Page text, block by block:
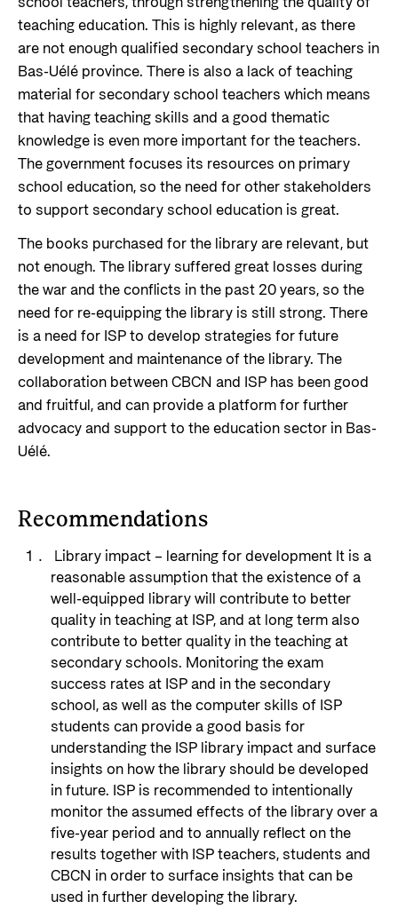
teaching education. This is highly relevant, as there
are not enough qualified secondary school teachers in
Bas-Uélé province. There is also a lack of teaching
material for secondary school teachers which means
that having teaching skills and a good thematic
knowledge is even more important for the teachers.
The government focuses its resources on primary
school education, so the need for other stakeholders
to support secondary school education is great.
The books purchased for the library are relevant, but
not enough. The library suffered great losses during
the war and the conflicts in the past 20 years, so the
need for re-equipping the library is still strong. There
is a need for ISP to develop strategies for future
development and maintenance of the library. The
collaboration between CBCN and ISP has been good
and fruitful, and can provide a platform for further
advocacy and support to the education sector in Bas-
Uélé.
Recommendations
Library impact – learning for development It is a
reasonable assumption that the existence of a
well-equipped library will contribute to better
quality in teaching at ISP, and at long term also
contribute to better quality in the teaching at
secondary schools. Monitoring the exam
success rates at ISP and in the secondary
school, as well as the computer skills of ISP
students can provide a good basis for
understanding the ISP library impact and surface
insights on how the library should be developed
in future. ISP is recommended to intentionally
monitor the assumed effects of the library over a
five-year period and to annually reflect on the
results together with ISP teachers, students and
CBCN in order to surface insights that can be
used in further developing the library.